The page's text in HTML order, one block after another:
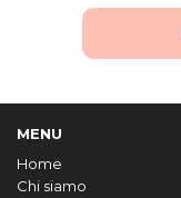
MENU
Home
Chi siamo